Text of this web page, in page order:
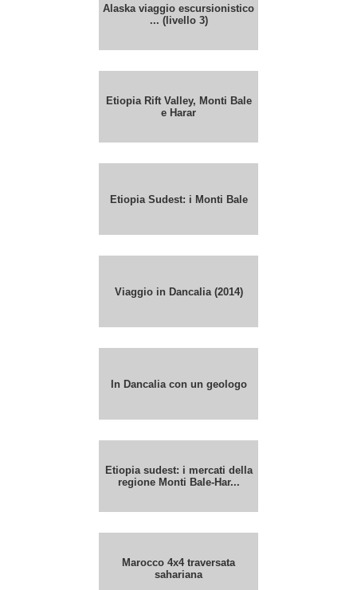
Alaska viaggio escursionistico
... (livello 3)
Etiopia Rift Valley, Monti Bale
e Harar
Etiopia Sudest: i Monti Bale
Viaggio in Dancalia (2014)
In Dancalia con un geologo
Etiopia sudest: i mercati della
regione Monti Bale-Har...
Marocco 4x4 traversata
sahariana